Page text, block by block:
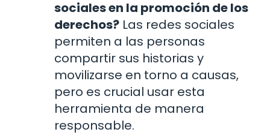
sociales en la promoción de los
derechos? Las redes sociales
permiten a las personas
compartir sus historias y
movilizarse en torno a causas,
pero es crucial usar esta
herramienta de manera
responsable.